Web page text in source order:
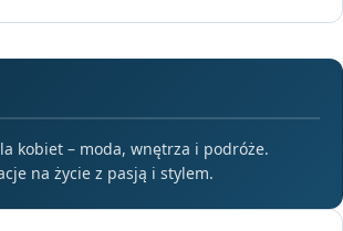
kobiet – moda, wnętrza i podróże.
na życie z pasją i stylem.